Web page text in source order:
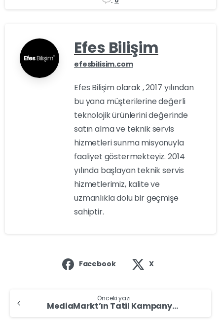
Efes Bilişim
efesbilisim.com
Efes Bilişim olarak , 2017 yılından
bu yana müşterilerine değerli
teknolojik ürünlerini değerinde
satın alma ve teknik servis
hizmetleri sunma misyonuyla
faaliyet göstermekteyiz. 2014
yılında başlayan teknik servis
hizmetlerimiz, kalite ve
uzmanlıkla dolu bir geçmişe
sahiptir.
Facebook X
Önceki yazı
MediaMarkt’ın Tatil Kampanyası Devam Ediyor